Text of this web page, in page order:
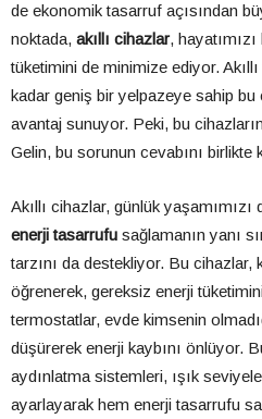
de ekonomik tasarruf açısından
noktada, akıllı cihazlar,
tüketimini de minimize ediyor.
kadar geniş bir yelpazeye sahip bu
avantaj sunuyor. Peki, bu
Gelin, bu sorunun cevabını birlikte
Akıllı cihazlar, günlük
enerji tasarrufu sağlamanın yanı
tarzını da destekliyor. Bu cihazlar,
öğrenerek, gereksiz enerji
termostatlar, evde kimsenin
düşürerek enerji kaybını önlüyor.
aydınlatma sistemleri, ışık
ayarlayarak hem enerji tasarrufu